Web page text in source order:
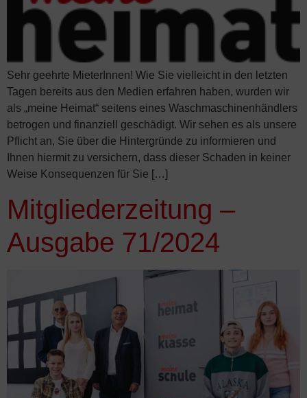
Sehr geehrte MieterInnen! Wie Sie vielleicht in den letzten
Tagen bereits aus den Medien erfahren haben, wurden wir
als „meine Heimat“ seitens eines Waschmaschinenhändlers
betrogen und finanziell geschädigt. Wir sehen es als unsere
Pflicht an, Sie über die Hintergründe zu informieren und
Ihnen hiermit zu versichern, dass dieser Schaden in keiner
Weise Konsequenzen für Sie […]
Mitgliederzeitung –
Ausgabe 71/2024